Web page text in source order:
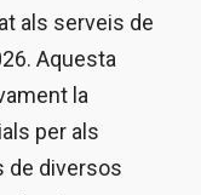
als serveis de
Aquesta
la
per als
de diversos